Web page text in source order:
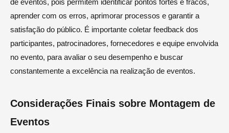
aprender com os erros, aprimorar processos e garantir a
satisfação do público. É importante coletar feedback dos
participantes, patrocinadores, fornecedores e equipe envolvida
no evento, para avaliar o seu desempenho e buscar
constantemente a excelência na realização de eventos.
Considerações Finais sobre Montagem de
Eventos